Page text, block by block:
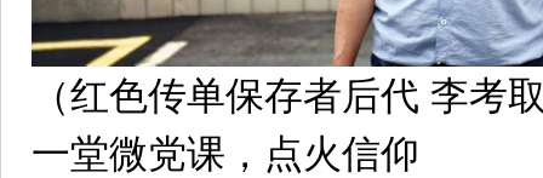
（红色传单保存者后代 李考
一堂微党课，点火信仰